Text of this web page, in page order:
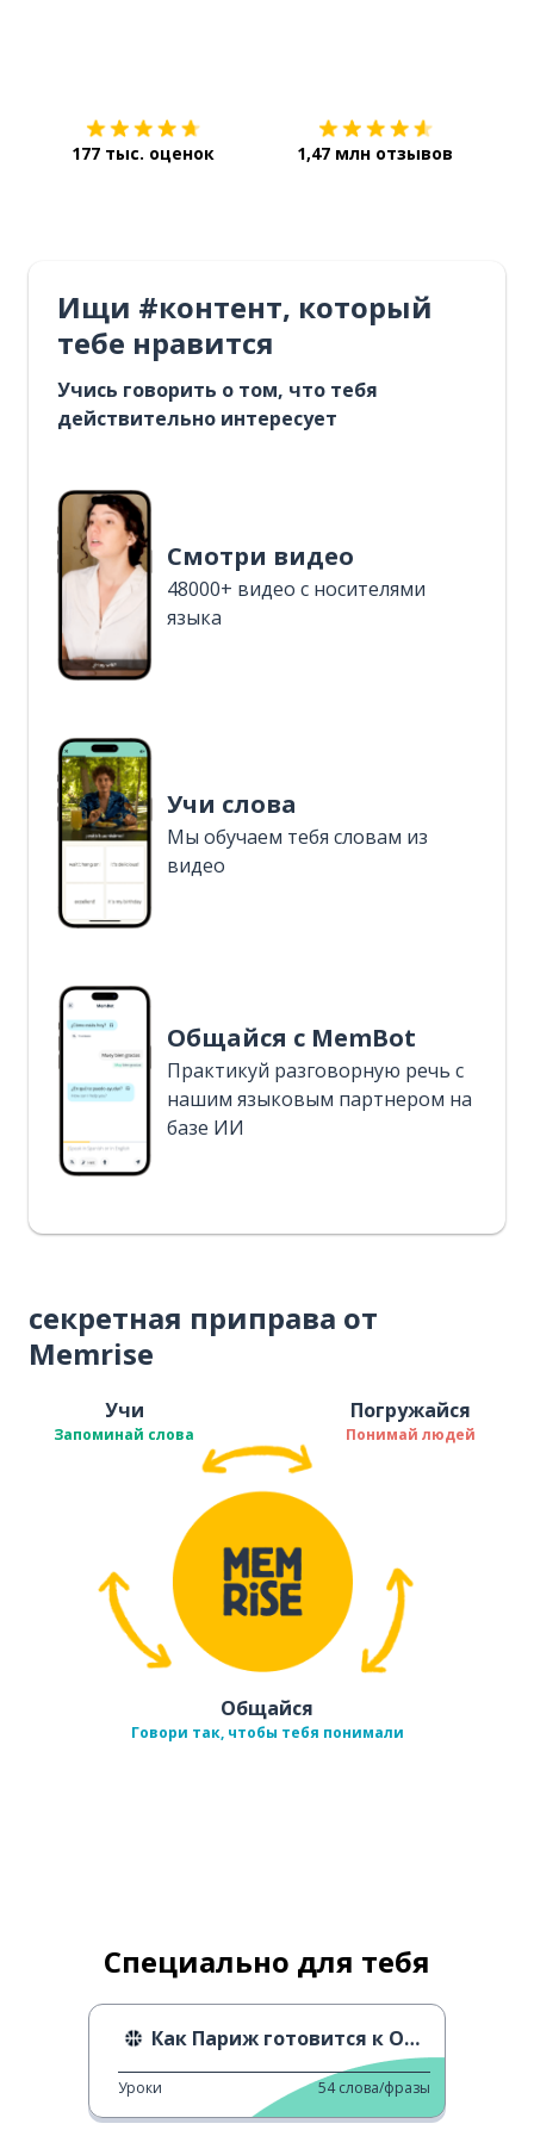
177 тыс. оценок 1,47 млн отзывов
Ищи #контент, который
тебе нравится
Учись говорить о том, что тебя
действительно интересует
Смотри видео
48000+ видео с носителями
языка
Учи слова
Мы обучаем тебя словам из
видео
Общайся с MemBot
Практикуй разговорную речь с
нашим языковым партнером на
базе ИИ
секретная приправа от
Memrise
Учи
Запоминай слова
Погружайся
Понимай людей
Общайся
Говори так, чтобы тебя понимали
Специально для тебя
Как Париж готовится к Олимпийским играм
Уроки 54 слова/фразы